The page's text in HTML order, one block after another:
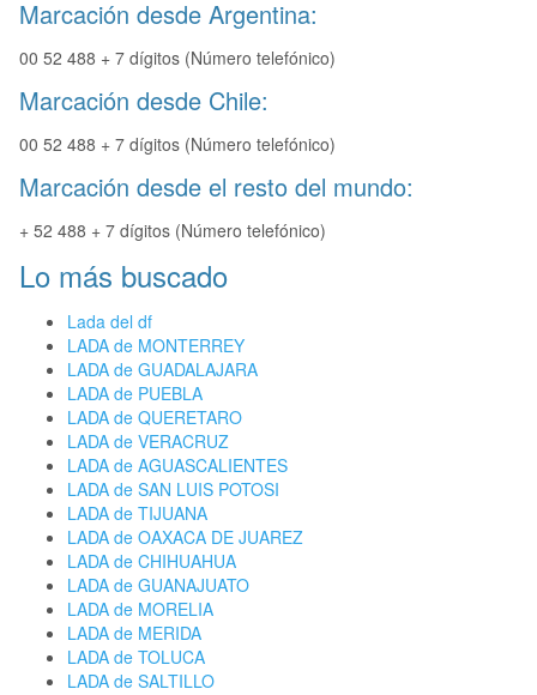
Marcación desde Argentina:
00 52 488 + 7 dígitos (Número telefónico)
Marcación desde Chile:
00 52 488 + 7 dígitos (Número telefónico)
Marcación desde el resto del mundo:
+ 52 488 + 7 dígitos (Número telefónico)
Lo más buscado
Lada del df
LADA de MONTERREY
LADA de GUADALAJARA
LADA de PUEBLA
LADA de QUERETARO
LADA de VERACRUZ
LADA de AGUASCALIENTES
LADA de SAN LUIS POTOSI
LADA de TIJUANA
LADA de OAXACA DE JUAREZ
LADA de CHIHUAHUA
LADA de GUANAJUATO
LADA de MORELIA
LADA de MERIDA
LADA de TOLUCA
LADA de SALTILLO